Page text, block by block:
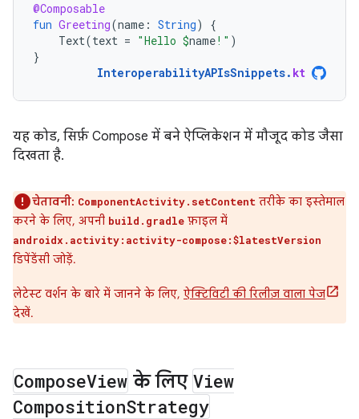
@Composable
fun Greeting(name : String)
{
Text(text = "Hello $name!" )
}
InteroperabilityAPIsSnippets. kt
यह कोड, सिर्फ़ Compose में बने ऐप्लिकेशन में मौजूद कोड जैसा
दिखता है.
चेतावनी: ComponentActivity.setContent तरीके का इस्तेमाल
करने के लिए, अपनी build.gradle फ़ाइल में
androidx.activity:activity-compose:$latestVersion
डिपेंडेंसी जोड़ें.
लेटेस्ट वर्शन के बारे में जानने के लिए, ऐक्टिविटी की रिलीज़ वाला पेज
देखें.
ComposeView के लिए View
CompositionStrategy